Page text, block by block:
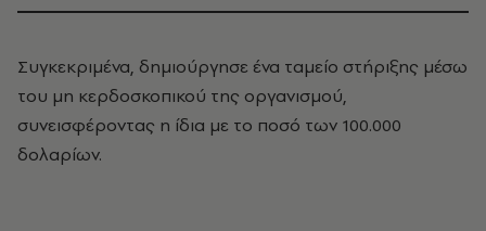
Συγκεκριμένα, δημιούργησε ένα ταμείο στήριξης μέσω
του μη κερδοσκοπικού της οργανισμού,
συνεισφέροντας η ίδια με το ποσό των 100.000
δολαρίων.